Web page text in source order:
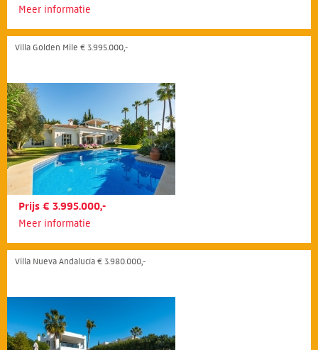
Meer informatie
Villa Golden Mile € 3.995.000,-
Prijs € 3.995.000,-
Meer informatie
Villa Nueva Andalucía € 3.980.000,-